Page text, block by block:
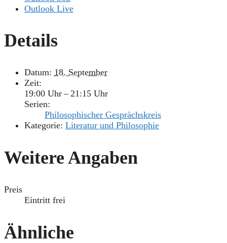
Outlook Live
Details
Datum: 18. September
Zeit:
19:00 Uhr – 21:15 Uhr
Serien:
Philosophischer Gesprächskreis
Kategorie: Literatur und Philosophie
Weitere Angaben
Preis
Eintritt frei
Ähnliche